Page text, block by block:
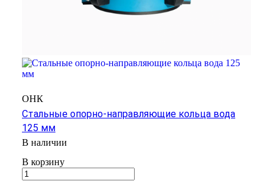
ОНК
Стальные опорно-направляющие кольца вода
125 мм
В наличии
В корзину